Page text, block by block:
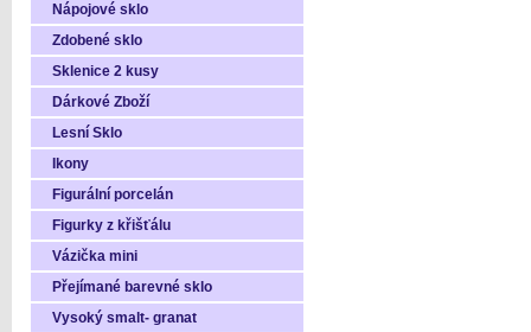
Nápojové sklo
Zdobené sklo
Sklenice 2 kusy
Dárkové Zboží
Lesní Sklo
Ikony
Figurální porcelán
Figurky z křišťálu
Vázička mini
Přejímané barevné sklo
Vysoký smalt- granat